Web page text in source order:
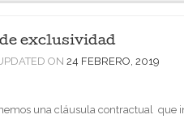
exclusividad
ON 24 FEBRERO, 2019
una cláusula contractual que